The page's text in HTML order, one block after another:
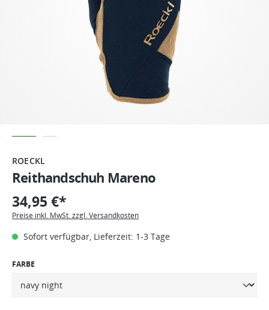
ROECKL
Reithandschuh Mareno
34,95 €*
Preise inkl. MwSt. zzgl. Versandkosten
Sofort verfügbar, Lieferzeit: 1-3 Tage
FARBE